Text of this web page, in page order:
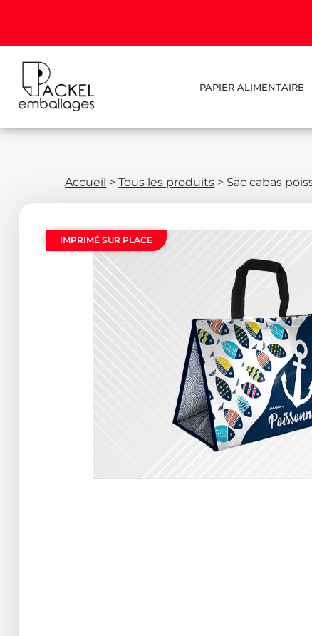
PAPIER ALIMENTAIRE
Accueil >Tous les produits > Sac cabas
IMPRIMÉ SUR PLACE